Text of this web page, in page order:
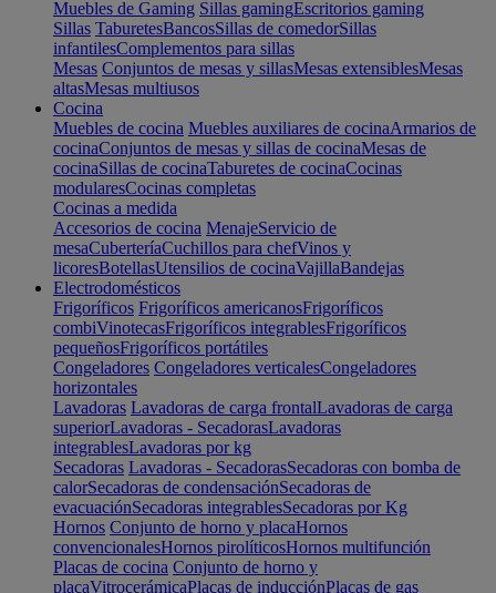
Muebles de Gaming Sillas gamingEscritorios gaming
Sillas TaburetesBancosSillas de comedorSillas
infantilesComplementos para sillas
Mesas Conjuntos de mesas y sillasMesas extensiblesMesas
altasMesas multiusos
Cocina
Muebles de cocina Muebles auxiliares de cocinaArmarios de
cocinaConjuntos de mesas y sillas de cocinaMesas de
cocinaSillas de cocinaTaburetes de cocinaCocinas
modularesCocinas completas
Cocinas a medida
Accesorios de cocina MenajeServicio de
mesaCuberteríaCuchillos para chefVinos y
licoresBotellasUtensilios de cocinaVajillaBandejas
Electrodomésticos
Frigoríficos Frigoríficos americanosFrigoríficos
combiVinotecasFrigoríficos integrablesFrigoríficos
pequeñosFrigoríficos portátiles
Congeladores Congeladores verticalesCongeladores
horizontales
Lavadoras Lavadoras de carga frontalLavadoras de carga
superiorLavadoras - SecadorasLavadoras
integrablesLavadoras por kg
Secadoras Lavadoras - SecadorasSecadoras con bomba de
calorSecadoras de condensaciónSecadoras de
evacuaciónSecadoras integrablesSecadoras por Kg
Hornos Conjunto de horno y placaHornos
convencionalesHornos pirolíticosHornos multifunción
Placas de cocina Conjunto de horno y
placaVitrocerámicaPlacas de inducciónPlacas de gas